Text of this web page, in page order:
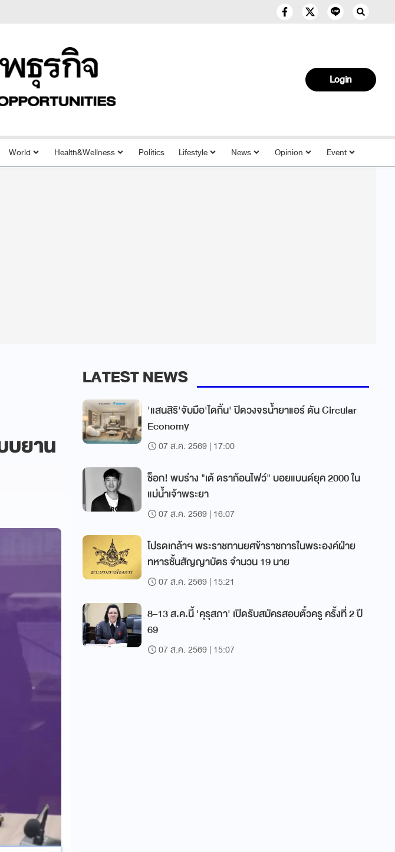
Login
World Health&Wellness Politics Lifestyle News Opinion Event
บยาน
LATEST NEWS
'แสนสิริ'จับมือ'ไดกิ้น' ปิดวงจรน้ำยาแอร์ ดัน Circular
Economy
07 ส.ค. 2569 | 17:00
ช็อก! พบร่าง "เต้ ดราก้อนไฟว์" บอยแบนด์ยุค 2000 ใน
แม่น้ำเจ้าพระยา
07 ส.ค. 2569 | 16:07
โปรดเกล้าฯ พระราชทานยศข้าราชการในพระองค์ฝ่าย
ทหารชั้นสัญญาบัตร จำนวน 19 นาย
07 ส.ค. 2569 | 15:21
8–13 ส.ค.นี้ 'คุรุสภา' เปิดรับสมัครสอบตั๋วครู ครั้งที่ 2 ปี
69
07 ส.ค. 2569 | 15:07